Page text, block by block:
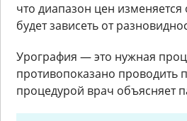
что диапазон цен
будет зависеть от
Урография — это нужная
противопоказано проводить
процедурой врач объясняет